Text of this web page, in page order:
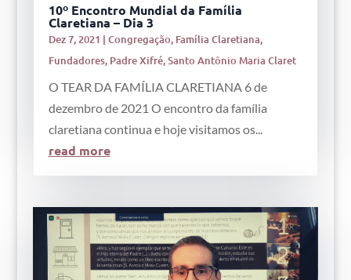
10º Encontro Mundial da Família
Claretiana – Dia 3
Dez 7, 2021 | Congregação, Família Claretiana,
Fundadores, Padre Xifré,Santo Antônio Maria Claret
O TEAR DA FAMÍLIA CLARETIANA 6 de
dezembro de 2021 O encontro da família
claretiana continua e hoje visitamos os...
read more